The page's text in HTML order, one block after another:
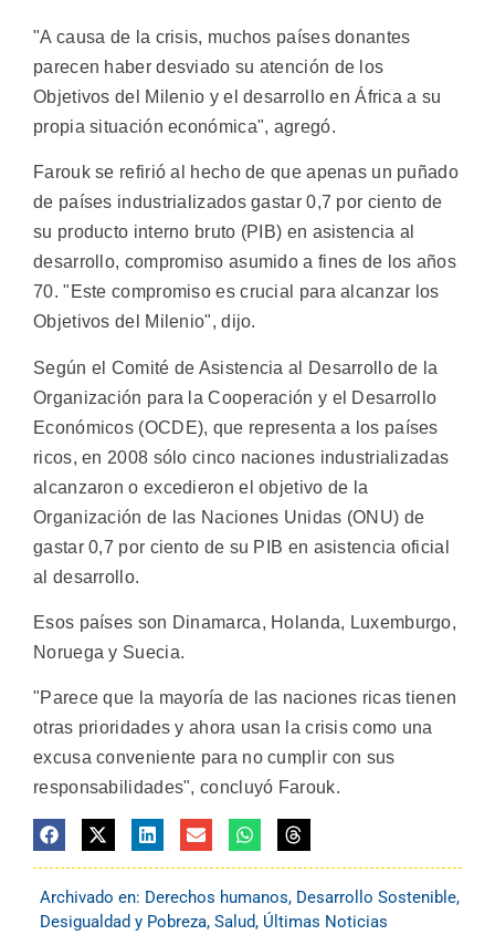
"A causa de la crisis, muchos países donantes
parecen haber desviado su atención de los
Objetivos del Milenio y el desarrollo en África a su
propia situación económica", agregó.
Farouk se refirió al hecho de que apenas un puñado
de países industrializados gastar 0,7 por ciento de
su producto interno bruto (PIB) en asistencia al
desarrollo, compromiso asumido a fines de los años
70. "Este compromiso es crucial para alcanzar los
Objetivos del Milenio", dijo.
Según el Comité de Asistencia al Desarrollo de la
Organización para la Cooperación y el Desarrollo
Económicos (OCDE), que representa a los países
ricos, en 2008 sólo cinco naciones industrializadas
alcanzaron o excedieron el objetivo de la
Organización de las Naciones Unidas (ONU) de
gastar 0,7 por ciento de su PIB en asistencia oficial
al desarrollo.
Esos países son Dinamarca, Holanda, Luxemburgo,
Noruega y Suecia.
"Parece que la mayoría de las naciones ricas tienen
otras prioridades y ahora usan la crisis como una
excusa conveniente para no cumplir con sus
responsabilidades", concluyó Farouk.
Archivado en: Derechos humanos, Desarrollo Sostenible,
Desigualdad y Pobreza, Salud, Últimas Noticias